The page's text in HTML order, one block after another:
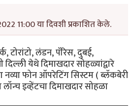
11:00 या दिवशी प्रकाशित केले.
टोरांटो, लंडन, पॅरिस, दुबई,
दिल्ली येथे दिमाखदार सोहळ्यांद्वारे
नव्या फोन ऑपरेटिंग सिस्टम ( ब्लॅकबेरी
इव्हेंटचा दिमाखदार सोहळा